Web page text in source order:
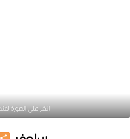
انقر على الصورة